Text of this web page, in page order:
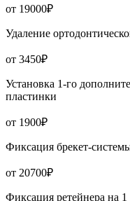
от 19000₽
Удаление
от 3450₽
Установка 1-го
пластинки
от 1900₽
Фиксация брекет-
от 20700₽
Фиксация ретейнера на 1